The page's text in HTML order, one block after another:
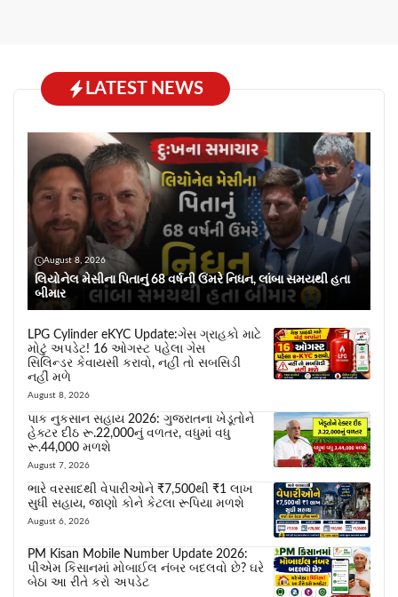
LATEST NEWS
August 8, 2026
લિયોનેલ મેસીના પિતાનું 68 વર્ષની ઉંમરે નિધન, લાંબા સમયથી હતા
બીમાર
LPG Cylinder eKYC Update:ગેસ ગ્રાહકો માટે
મોટું અપડેટ! 16 ઓગસ્ટ પહેલા ગેસ
સિલિન્ડર કેવાયસી કરાવો, નહીં તો સબસિડી
નહીં મળે
August 8, 2026
પાક નુકસાન સહાય 2026: ગુજરાતના ખેડૂતોને
હેક્ટર દીઠ રૂ.22,000નું વળતર, વધુમાં વધુ
રૂ.44,000 મળશે
August 7, 2026
ભારે વરસાદથી વેપારીઓને ₹7,500થી ₹1 લાખ
સુધી સહાય, જાણો કોને કેટલા રૂપિયા મળશે
August 6, 2026
PM Kisan Mobile Number Update 2026:
પીએમ કિસાનમાં મોબાઈલ નંબર બદલવો છે? ઘરે
બેઠા આ રીતે કરો અપડેટ